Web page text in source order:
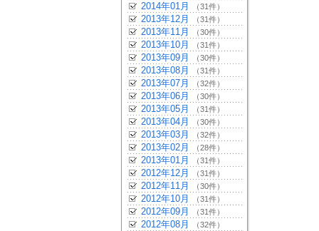
2014年01月 （31件）
2013年12月 （31件）
2013年11月 （30件）
2013年10月 （31件）
2013年09月 （30件）
2013年08月 （31件）
2013年07月 （32件）
2013年06月 （30件）
2013年05月 （31件）
2013年04月 （30件）
2013年03月 （32件）
2013年02月 （28件）
2013年01月 （31件）
2012年12月 （31件）
2012年11月 （30件）
2012年10月 （31件）
2012年09月 （31件）
2012年08月 （32件）